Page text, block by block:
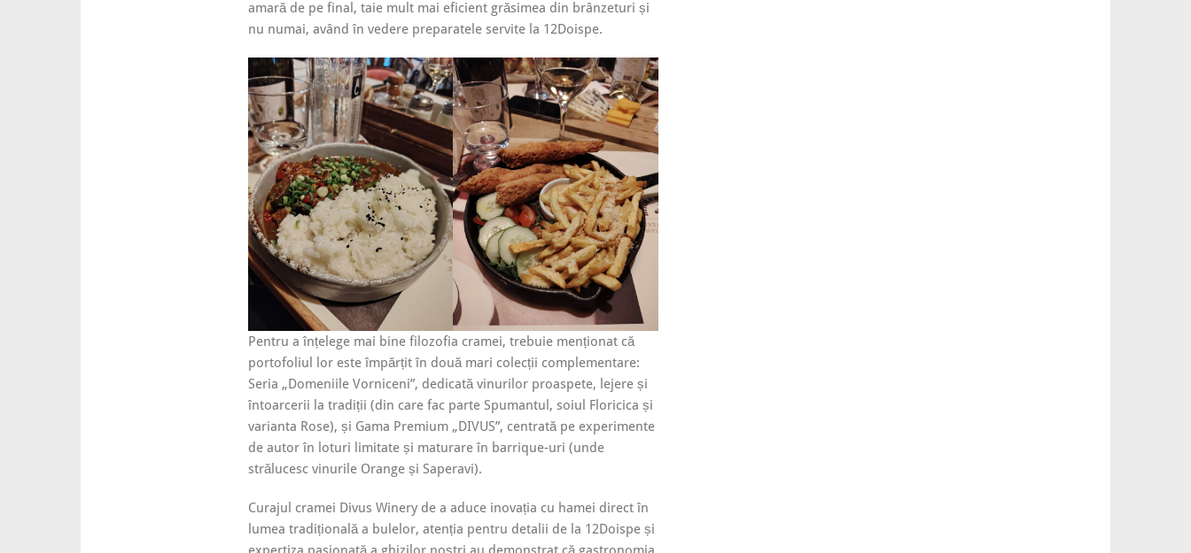
amară de pe final, taie mult mai eficient grăsimea din brânzeturi și
nu numai, având în vedere preparatele servite la 12Doispe.
Pentru a înțelege mai bine filozofia cramei, trebuie menționat că
portofoliul lor este împărțit în două mari colecții complementare:
Seria „Domeniile Vorniceni”, dedicată vinurilor proaspete, lejere și
întoarcerii la tradiții (din care fac parte Spumantul, soiul Floricica și
varianta Rose), și Gama Premium „DIVUS”, centrată pe experimente
de autor în loturi limitate și maturare în barrique-uri (unde
strălucesc vinurile Orange și Saperavi).
Curajul cramei Divus Winery de a aduce inovația cu hamei direct în
lumea tradițională a bulelor, atenția pentru detalii de la 12Doispe și